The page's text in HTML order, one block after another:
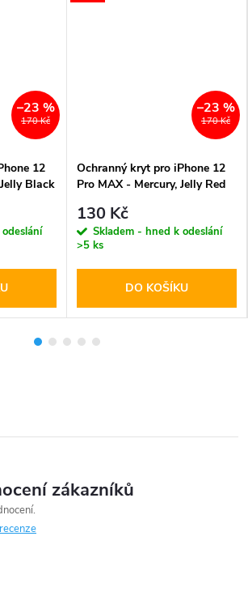
170 Kč
–23 %
12
Black
170 Kč
–23 %
Ochranný kryt pro iPhone 12
Pro MAX - Mercury, Jelly Red
130 Kč
Skladem - hned k odeslání
>5 ks
DO KOŠÍKU
zákazníků